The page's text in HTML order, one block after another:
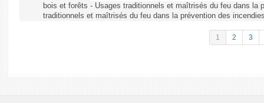
bois et forêts - Usages traditionnels et maîtrisés du feu dans la
traditionnels et maîtrisés du feu dans la prévention des
1 2 3